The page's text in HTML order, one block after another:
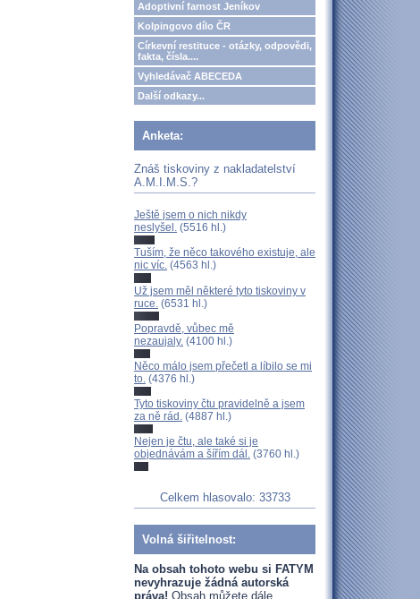
Adoptivní farnost Jeníkov
Kolpingovo dílo ČR
Církevní restituce - otázky, odpovědi,
fakta, čísla....
Vyhledávač ABECEDA
Další odkazy...
Anketa:
Znáš tiskoviny z nakladatelství
A.M.I.M.S.?
Ještě jsem o nich nikdy
neslyšel. (5516 hl.)
Tuším, že něco takového existuje, ale
nic víc. (4563 hl.)
Už jsem měl některé tyto tiskoviny v
ruce. (6531 hl.)
Popravdě, vůbec mě
nezaujaly. (4100 hl.)
Něco málo jsem přečetl a líbilo se mi
to. (4376 hl.)
Tyto tiskoviny čtu pravidelně a jsem
za ně rád. (4887 hl.)
Nejen je čtu, ale také si je
objednávám a šířím dál. (3760 hl.)
Celkem hlasovalo: 33733
Volná šiřitelnost:
Na obsah tohoto webu si FATYM
nevyhrazuje žádná autorská
práva! Obsah můžete dále